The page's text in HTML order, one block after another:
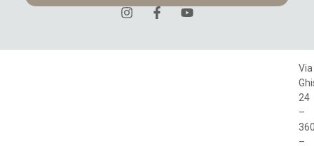
Via
24
–
–